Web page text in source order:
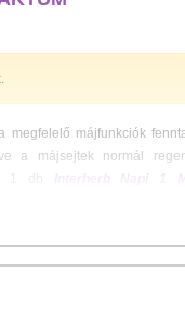
májfunkciók
a májsejtek normál
1 db
követően, rágás